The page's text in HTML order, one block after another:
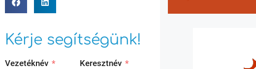
Kérje segítségünk!
Vezetéknév Keresztnév